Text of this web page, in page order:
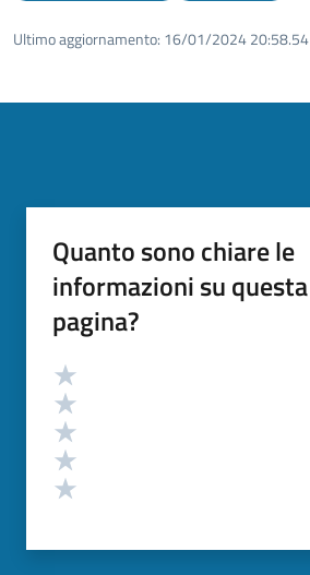
Ultimo aggiornamento: 16/01/2024 20:58.54
Quanto sono chiare le
informazioni su questa
pagina?
Valutazione